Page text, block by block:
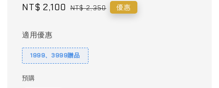
Sale
NT$ 2,100 Regular
NT$ 2,350 優惠
適用優惠
1999、3999贈品
預購